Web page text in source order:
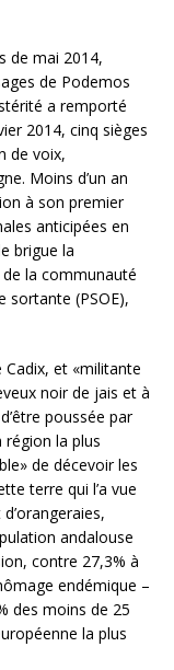
de mai 2014,
de Podemos
a remporté
2014, cinq sièges
de voix,
Moins d’un an
à son premier
anticipées en
brigue la
la communauté
sortante (PSOE),
et «militante
noir de jais et à
poussée par
région la plus
de décevoir les
terre qui l’a vue
andalouse
contre 27,3% à
endémique –
des moins de 25
la plus